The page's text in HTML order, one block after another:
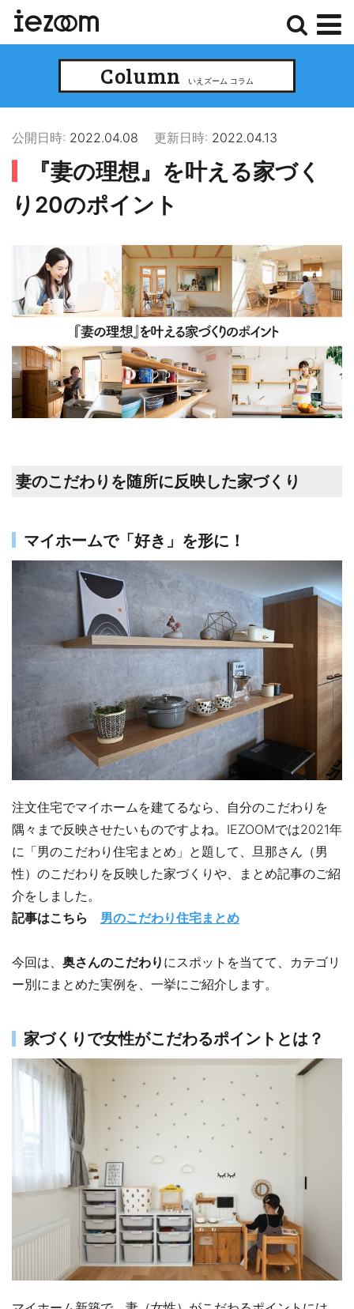
ュ
Column いえズーム コラム
公開日時: 2022.04.08 更新日時: 2022.04.13
『妻の理想』を叶える家づく
り20のポイント
妻のこだわりを随所に反映した家づくり
マイホームで「好き」を形に！
注文住宅でマイホームを建てるなら、自分のこだわりを
隅々まで反映させたいものですよね。IEZOOMでは2021年
に「男のこだわり住宅まとめ」と題して、旦那さん（男
性）のこだわりを反映した家づくりや、まとめ記事のご紹
介をしました。
記事はこちら
男のこだわり住宅まとめ
今回は、 奥さんのこだわり にスポットを当てて、カテゴリ
ー別にまとめた実例を、一挙にご紹介します。
家づくりで女性がこだわるポイントとは？